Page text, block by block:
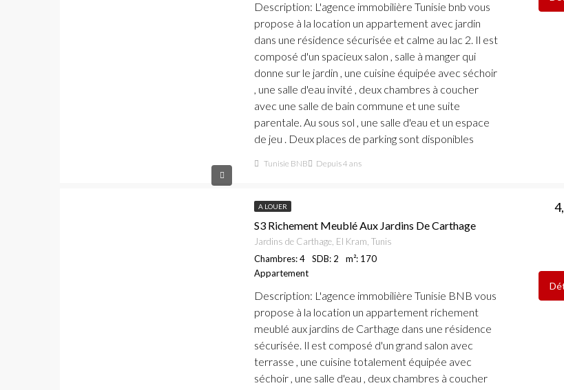
Description: L'agence immobilière Tunisie bnb vous
propose à la location un appartement avec jardin
dans une résidence sécurisée et calme au lac 2. Il est
composé d'un spacieux salon , salle à manger qui
donne sur le jardin , une cuisine équipée avec séchoir
, une salle d'eau invité , deux chambres à coucher
avec une salle de bain commune et une suite
parentale. Au sous sol , une salle d'eau et un espace
de jeu . Deux places de parking sont disponibles
Tunisie BNB Depuis 4 ans
A LOUER
S3 Richement Meublé Aux Jardins De Carthage
Jardins de Carthage, El Kram, Tunis
Chambres: 4
SDB: 2
m²: 170
Appartement
Description: L'agence immobilière Tunisie BNB vous
propose à la location un appartement richement
meublé aux jardins de Carthage dans une résidence
sécurisée. Il est composé d'un grand salon avec
terrasse , une cuisine totalement équipée avec
séchoir , une salle d'eau , deux chambres à coucher